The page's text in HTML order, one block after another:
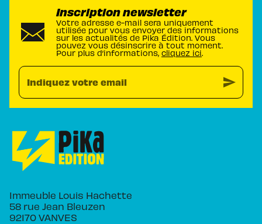
Inscription newsletter
Votre adresse e-mail sera uniquement
utilisée pour vous envoyer des informations
sur les actualités de Pika Édition. Vous
pouvez vous désinscrire à tout moment.
Pour plus d’informations, cliquez ici.
Indiquez votre email send
Immeuble Louis Hachette
58 rue Jean Bleuzen
92170 VANVES